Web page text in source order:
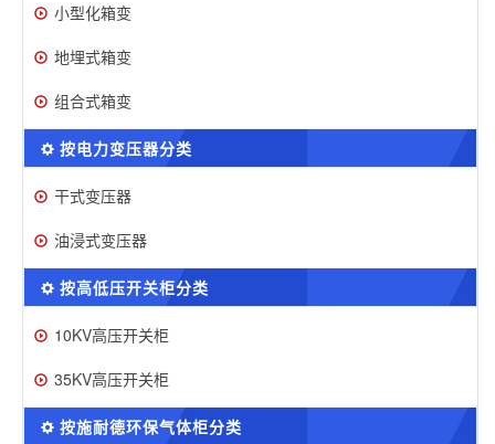
小型化箱变
地埋式箱变
组合式箱变
按电力变压器分类
干式变压器
油浸式变压器
按高低压开关柜分类
10KV高压开关柜
35KV高压开关柜
按施耐德环保气体柜分类